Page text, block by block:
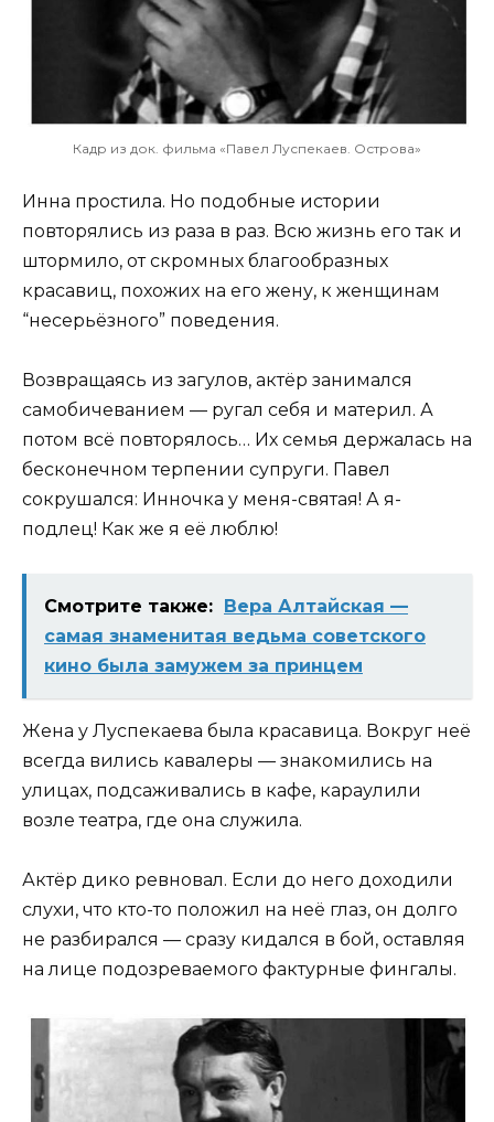
Кадр из док. фильма «Павел Луспекаев. Острова»
Инна простила. Но подобные истории
повторялись из раза в раз. Всю жизнь его так и
штормило, от скромных благообразных
красавиц, похожих на его жену, к женщинам
“несерьёзного” поведения.
Возвращаясь из загулов, актёр занимался
самобичеванием — ругал себя и материл. А
потом всё повторялось… Их семья держалась на
бесконечном терпении супруги. Павел
сокрушался: Инночка у меня-святая! А я-
подлец! Как же я её люблю!
Смотрите также: Вера Алтайская —
самая знаменитая ведьма советского
кино была замужем за принцем
Жена у Луспекаева была красавица. Вокруг неё
всегда вились кавалеры — знакомились на
улицах, подсаживались в кафе, караулили
возле театра, где она служила.
Актёр дико ревновал. Если до него доходили
слухи, что кто-то положил на неё глаз, он долго
не разбирался — сразу кидался в бой, оставляя
на лице подозреваемого фактурные фингалы.